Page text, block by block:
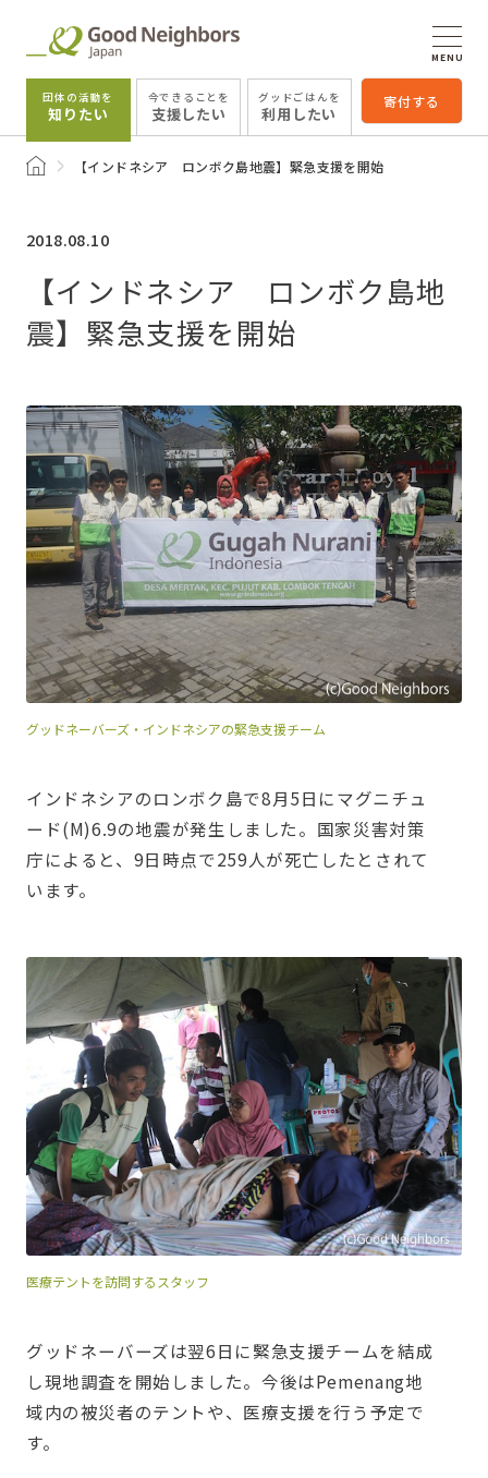
団体の活動を
知りたい
今できることを
支援したい
グッドごはんを
利用したい
寄付する
MENU
トップページ【インドネシア ロンボク島地震】緊急支援を開始
2018.08.10
【インドネシア ロンボク島地
震】緊急支援を開始
グッドネーバーズ・インドネシアの緊急支援チーム
インドネシアのロンボク島で8月5日にマグニチュ
ード(M)6.9の地震が発生しました。国家災害対策
庁によると、9日時点で259人が死亡したとされて
います。
医療テントを訪問するスタッフ
グッドネーバーズは翌6日に緊急支援チームを結成
し現地調査を開始しました。今後はPemenang地
域内の被災者のテントや、医療支援を行う予定で
す。